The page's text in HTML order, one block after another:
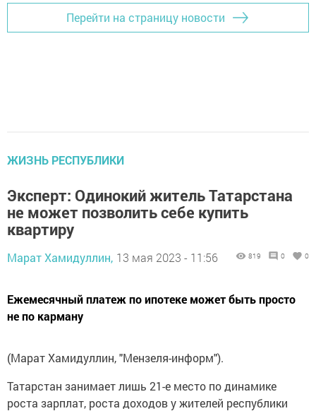
Перейти на страницу новости
ЖИЗНЬ РЕСПУБЛИКИ
Эксперт: Одинокий житель Татарстана
не может позволить себе купить
квартиру
Марат Хамидуллин, 13 мая 2023 - 11:56 819 0 0
Ежемесячный платеж по ипотеке может быть просто
не по карману
(Марат Хамидуллин, "Мензеля-информ").
Татарстан занимает лишь 21-е место по динамике
роста зарплат, роста доходов у жителей республики